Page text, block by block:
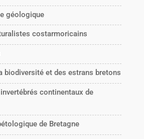
géologique
costarmoricains
biodiversité et des estrans bretons
continentaux de
de Bretagne